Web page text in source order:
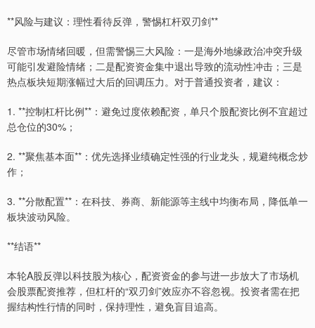
**风险与建议：理性看待反弹，警惕杠杆双刃剑**
尽管市场情绪回暖，但需警惕三大风险：一是海外地缘政治冲突升级
可能引发避险情绪；二是配资资金集中退出导致的流动性冲击；三是
热点板块短期涨幅过大后的回调压力。对于普通投资者，建议：
1. **控制杠杆比例**：避免过度依赖配资，单只个股配资比例不宜超过
总仓位的30%；
2. **聚焦基本面**：优先选择业绩确定性强的行业龙头，规避纯概念炒
作；
3. **分散配置**：在科技、券商、新能源等主线中均衡布局，降低单一
板块波动风险。
**结语**
本轮A股反弹以科技股为核心，配资资金的参与进一步放大了市场机
会股票配资推荐，但杠杆的“双刃剑”效应亦不容忽视。投资者需在把
握结构性行情的同时，保持理性，避免盲目追高。